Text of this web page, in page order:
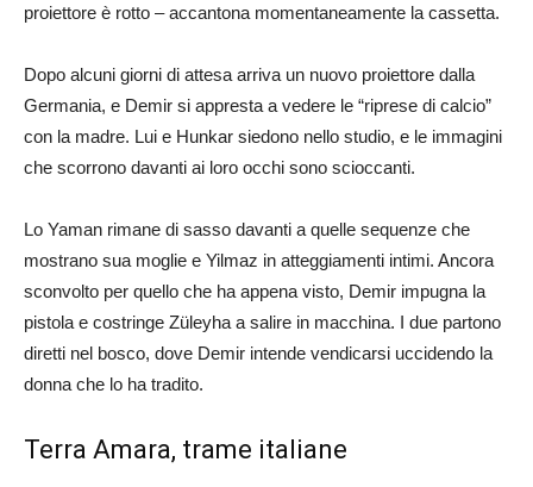
proiettore è rotto – accantona momentaneamente la cassetta.
Dopo alcuni giorni di attesa arriva un nuovo proiettore dalla
Germania, e Demir si appresta a vedere le “riprese di calcio”
con la madre. Lui e Hunkar siedono nello studio, e le immagini
che scorrono davanti ai loro occhi sono scioccanti.
Lo Yaman rimane di sasso davanti a quelle sequenze che
mostrano sua moglie e Yilmaz in atteggiamenti intimi. Ancora
sconvolto per quello che ha appena visto, Demir impugna la
pistola e costringe Züleyha a salire in macchina. I due partono
diretti nel bosco, dove Demir intende vendicarsi uccidendo la
donna che lo ha tradito.
Terra Amara, trame italiane